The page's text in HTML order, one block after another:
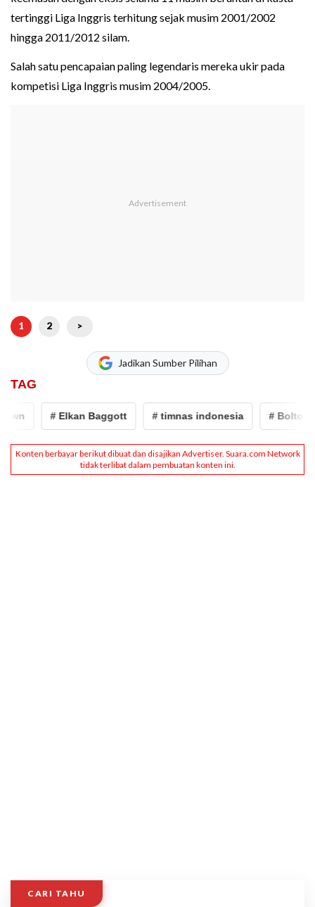
tertinggi Liga Inggris terhitung sejak musim 2001/2002
hingga 2011/2012 silam.
Salah satu pencapaian paling legendaris mereka ukir pada
kompetisi Liga Inggris musim 2004/2005.
1 2 >
Jadikan Sumber Pilihan
TAG
# Elkan Baggott # timnas indonesia # Bolton
CARI TAHU